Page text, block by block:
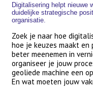
Digitalisering helpt nieuwe
duidelijke strategische
organisatie.
Zoek je naar hoe
hoe je keuzes maakt
beter meenemen in
organiseer je jouw
geoliede machine een
En wat moeten jouw